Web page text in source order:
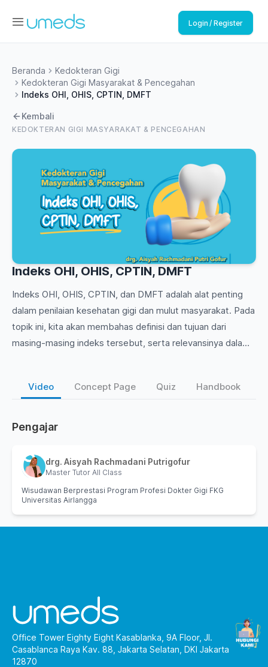
Login / Register
Beranda
Kedokteran Gigi
Kedokteran Gigi Masyarakat & Pencegahan
Indeks OHI, OHIS, CPTIN, DMFT
KEDOKTERAN GIGI MASYARAKAT & PENCEGAHAN
Kembali
Indeks OHI, OHIS, CPTIN, DMFT
Indeks OHI, OHIS, CPTIN, dan DMFT adalah alat penting
dalam penilaian kesehatan gigi dan mulut masyarakat. Pada
topik ini, kita akan membahas definisi dan tujuan dari
masing-masing indeks tersebut, serta relevansinya dalam
ini untuk mengidentifikasi masalah kesehatan gigi di
digunakan untuk merancang intervensi yang efektif. Mari
membantu kita dalam upaya meningkatkan kesehatan gigi
masyarakat!
Video Concept Page Quiz Handbook
Pengajar
drg. Aisyah Rachmadani Putrigofur
Master Tutor All Class
Wisudawan Berprestasi Program Profesi Dokter Gigi FKG
Universitas Airlangga
Office Tower Eighty Eight Kasablanka, 9A Floor, Jl.
Casablanca Raya Kav. 88, Jakarta Selatan, DKI Jakarta
12870